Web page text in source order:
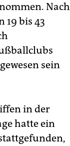
Nach
bis 43
sein
in der
hatte ein